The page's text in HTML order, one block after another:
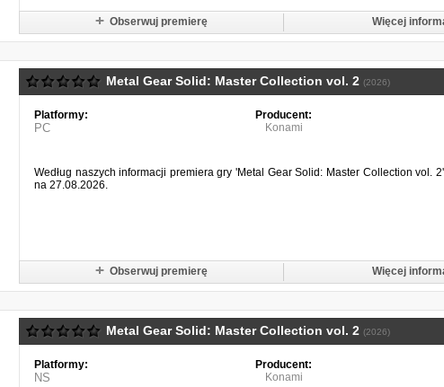
Obserwuj premierę Więcej
Metal Gear Solid: Master Collection vol. 2 (2026)
Platformy:
PC
Producent:
Konami
Według naszych informacji premiera gry 'Metal Gear Solid: Master Collection vol.
na 27.08.2026.
Obserwuj premierę Więcej
Metal Gear Solid: Master Collection vol. 2 (2026)
Platformy:
NS
Producent:
Konami